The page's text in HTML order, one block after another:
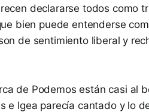
declararse todos como
bien puede entenderse
de sentimiento liberal y
de Podemos están casi al
e Igea parecía cantado y lo